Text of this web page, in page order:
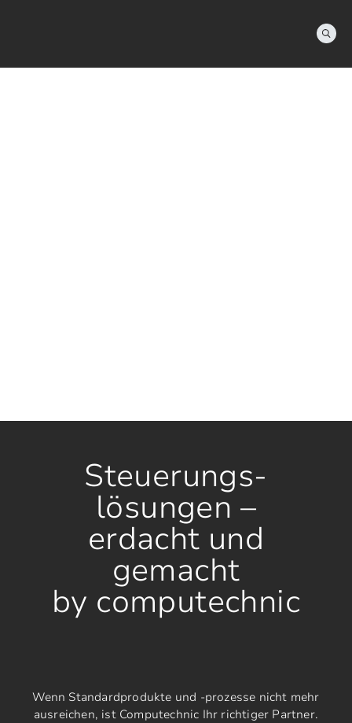
Steuerungs-
lösungen –
erdacht und
gemacht
by computechnic
Wenn Standardprodukte und -prozesse nicht mehr
ausreichen, ist Computechnic Ihr richtiger Partner.